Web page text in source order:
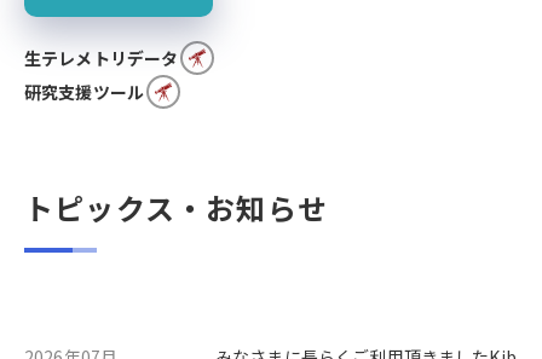
生テレメトリデータ
研究支援ツール
トピックス・お知らせ